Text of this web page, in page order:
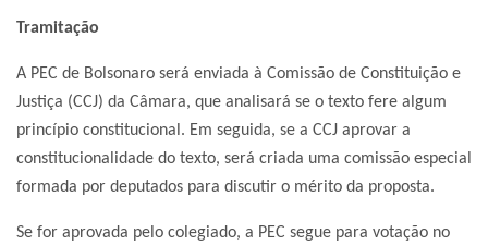
Tramitação
A PEC de Bolsonaro será enviada à Comissão de Constituição e
Justiça (CCJ) da Câmara, que analisará se o texto fere algum
princípio constitucional. Em seguida, se a CCJ aprovar a
constitucionalidade do texto, será criada uma comissão especial
formada por deputados para discutir o mérito da proposta.
Se for aprovada pelo colegiado, a PEC segue para votação no